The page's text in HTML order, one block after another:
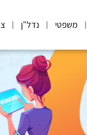
משפטי נדל"ן